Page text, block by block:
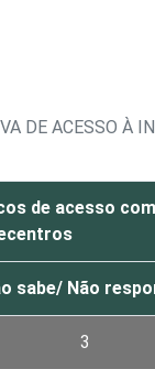
DE ACESSO À
de acesso
sabe/ Não
3